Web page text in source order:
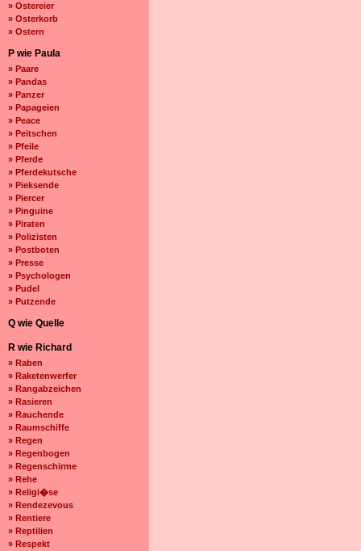
» Ostereier
» Osterkorb
» Ostern
P wie Paula
» Paare
» Pandas
» Panzer
» Papageien
» Peace
» Peitschen
» Pfeile
» Pferde
» Pferdekutsche
» Pieksende
» Piercer
» Pinguine
» Piraten
» Polizisten
» Postboten
» Presse
» Psychologen
» Pudel
» Putzende
Q wie Quelle
R wie Richard
» Raben
» Raketenwerfer
» Rangabzeichen
» Rasieren
» Rauchende
» Raumschiffe
» Regen
» Regenbogen
» Regenschirme
» Rehe
» Religi�se
» Rendezevous
» Rentiere
» Reptilien
» Respekt